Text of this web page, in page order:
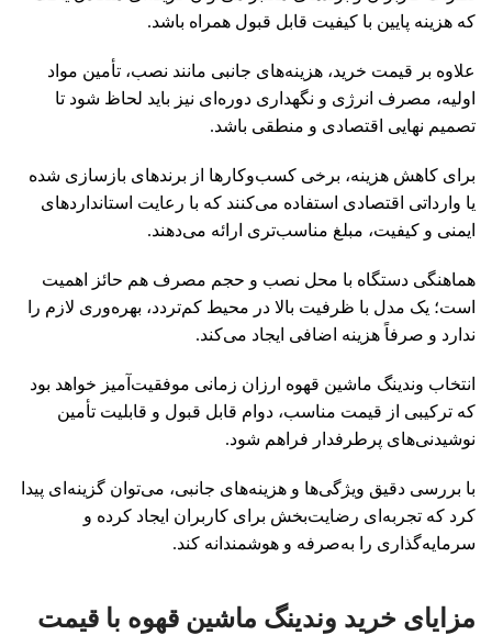
که هزینه پایین با کیفیت قابل قبول همراه باشد.
علاوه بر قیمت خرید، هزینه‌های جانبی مانند نصب، تأمین مواد
اولیه، مصرف انرژی و نگهداری دوره‌ای نیز باید لحاظ شود تا
تصمیم نهایی اقتصادی و منطقی باشد.
برای کاهش هزینه، برخی کسب‌وکارها از برندهای بازسازی شده
یا وارداتی اقتصادی استفاده می‌کنند که با رعایت استانداردهای
ایمنی و کیفیت، مبلغ مناسب‌تری ارائه می‌دهند.
هماهنگی دستگاه با محل نصب و حجم مصرف هم حائز اهمیت
است؛ یک مدل با ظرفیت بالا در محیط کم‌تردد، بهره‌وری لازم را
ندارد و صرفاً هزینه اضافی ایجاد می‌کند.
انتخاب وندینگ ماشین قهوه ارزان زمانی موفقیت‌آمیز خواهد بود
که ترکیبی از قیمت مناسب، دوام قابل قبول و قابلیت تأمین
نوشیدنی‌های پرطرفدار فراهم شود.
با بررسی دقیق ویژگی‌ها و هزینه‌های جانبی، می‌توان گزینه‌ای پیدا
کرد که تجربه‌ای رضایت‌بخش برای کاربران ایجاد کرده و
سرمایه‌گذاری را به‌صرفه و هوشمندانه کند.
مزایای خرید وندینگ ماشین قهوه با قیمت